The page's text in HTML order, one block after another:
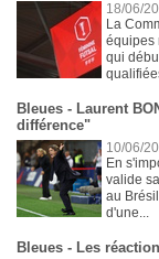
18/06/
La
équipes
qui
Bleues - Laurent
différence"
10/06/
En
valide
au
d'une...
Bleues - Les